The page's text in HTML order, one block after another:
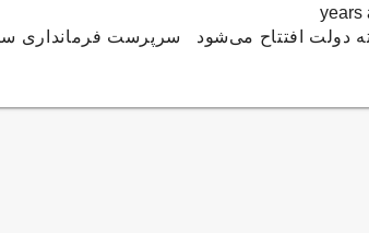
افتتاح می‌شود سرپرست فرمانداری سیرجان از